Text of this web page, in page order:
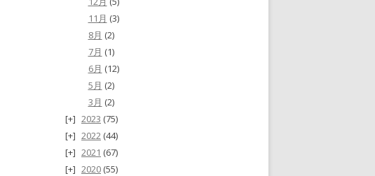
11月 (3)
8月 (2)
7月 (1)
6月 (12)
5月 (2)
3月 (2)
2023 (75)
2022 (44)
2021 (67)
2020 (55)